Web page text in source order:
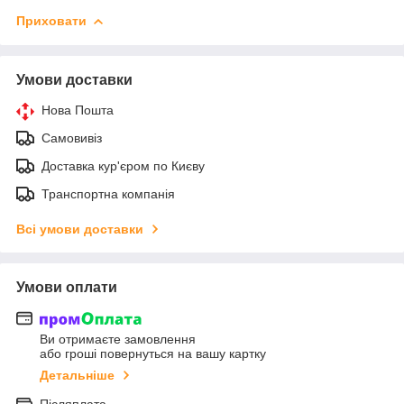
Приховати
Умови доставки
Нова Пошта
Самовивіз
Доставка кур'єром по Києву
Транспортна компанія
Всі умови доставки
Умови оплати
Ви отримаєте замовлення
або гроші повернуться на вашу картку
Детальніше